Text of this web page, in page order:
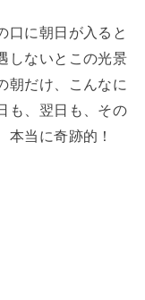
口に朝日が入ると
しないとこの光景
朝だけ、こんなに
も、翌日も、その
本当に奇跡的！